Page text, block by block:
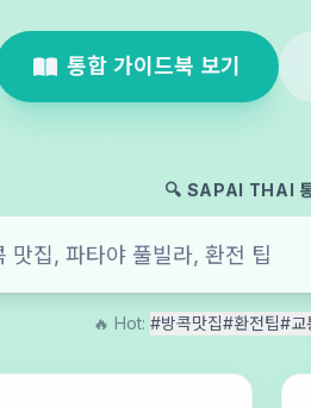
통합 가이드북 보기
🔍 SAPAI THAI
🔥 Hot: #방콕맛집#환전팁#교